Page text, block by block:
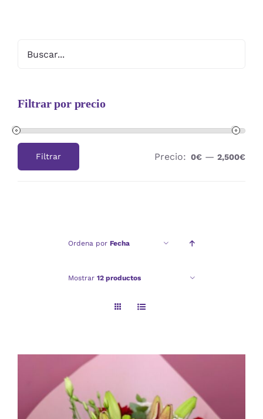
Filtrar por precio
Filtrar Precio: 0€ —2,500€
Ordena por Fecha
Mostrar 12 productos